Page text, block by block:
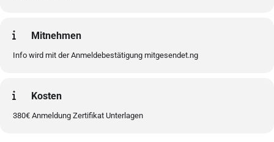
Mitnehmen
Info wird mit der Anmeldebestätigung mitgesendet.ng
Kosten
380€ Anmeldung Zertifikat Unterlagen